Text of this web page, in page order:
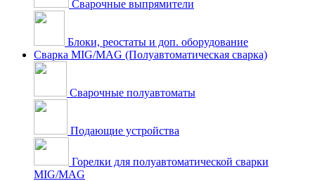
Сварочные выпрямители
Блоки, реостаты и доп. оборудование
Сварка MIG/MAG (Полуавтоматическая сварка)
Сварочные полуавтоматы
Подающие устройства
Горелки для полуавтоматической сварки
MIG/MAG